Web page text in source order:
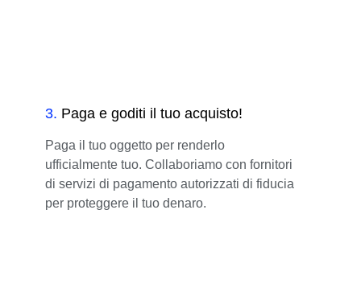
3. Paga e goditi il tuo acquisto!
Paga il tuo oggetto per renderlo
ufficialmente tuo. Collaboriamo con fornitori
di servizi di pagamento autorizzati di fiducia
per proteggere il tuo denaro.